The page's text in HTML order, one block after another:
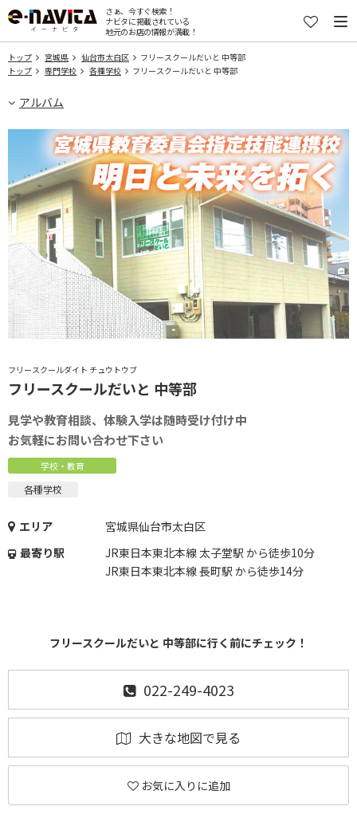
さぁ、今すぐ検索！
ナビタに掲載されている
地元のお店の情報が満載！
トップ 宮城県 仙台市太白区
フリースクールだいと 中等部
トップ
専門学校 各種学校 フリースクールだいと 中等部
アルバム
フリースクールダイト チュウトウブ
フリースクールだいと 中等部
見学や教育相談、体験入学は随時受け付け中
お気軽にお問い合わせ下さい
学校・教育
各種学校
エリア
宮城県仙台市太白区
最寄り駅
JR東日本東北本線 太子堂駅 から徒歩10分
JR東日本東北本線 長町駅 から徒歩14分
フリースクールだいと 中等部に行く前にチェック！
022-249-4023
大きな地図で見る
お気に入りに追加